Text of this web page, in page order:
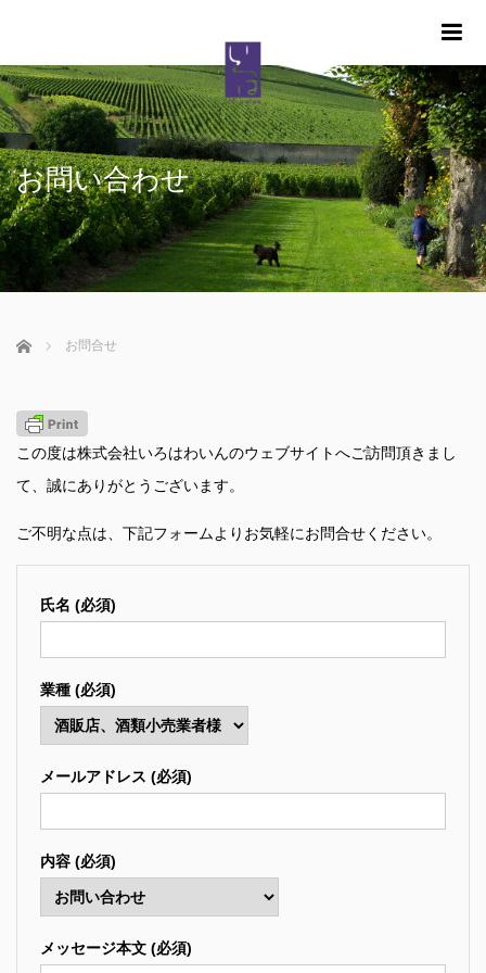
お問い合わせ
ホーム お問合せ
この度は株式会社いろはわいんのウェブサイトへご訪問頂きまし
て、誠にありがとうございます。
ご不明な点は、下記フォームよりお気軽にお問合せください。
氏名 (必須)
業種 (必須)
メールアドレス (必須)
内容 (必須)
メッセージ本文 (必須)